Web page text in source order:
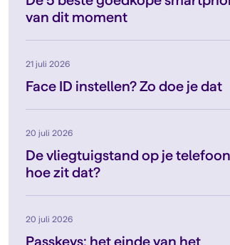
van dit moment
21 juli 2026
Face ID instellen? Zo doe je dat
20 juli 2026
De vliegtuigstand op je
hoe zit dat?
20 juli 2026
Passkeys: het einde van het